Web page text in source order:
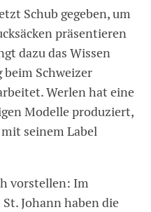
Schub gegeben, um
präsentieren
dazu das Wissen
Schweizer
Werlen hat eine
Modelle produziert,
seinem Label
vorstellen: Im
Johann haben die